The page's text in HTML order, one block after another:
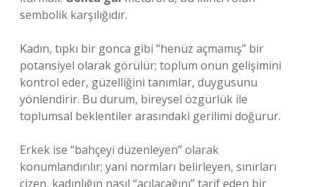
sembolik karşılığıdır.
Kadın, tıpkı bir gonca gibi “henüz açmamış” bir
potansiyel olarak görülür; toplum onun gelişimini
kontrol eder, güzelliğini tanımlar, duygusunu
yönlendirir. Bu durum, bireysel özgürlük ile
toplumsal beklentiler arasındaki gerilimi doğurur.
Erkek ise “bahçeyi düzenleyen” olarak
konumlandırılır; yani normları belirleyen, sınırları
çizen, kadınlığın nasıl “açılacağını” tarif eden bir